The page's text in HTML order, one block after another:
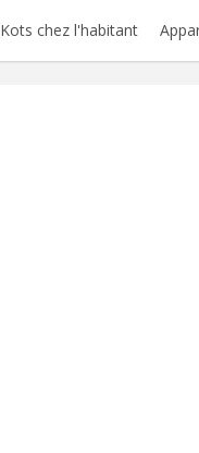
Kots chez l'habitant